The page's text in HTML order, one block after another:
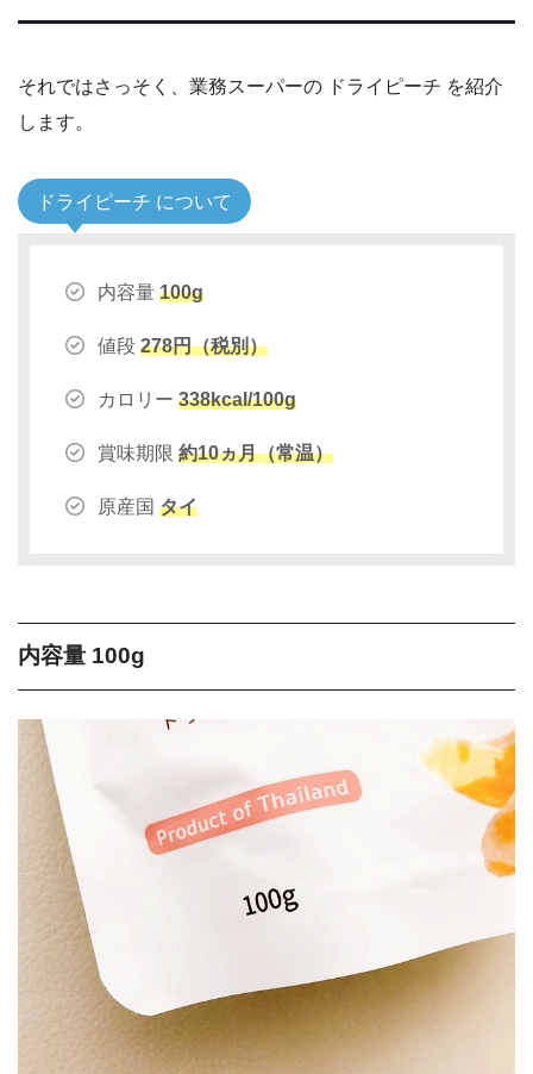
それではさっそく、業務スーパーの ドライピーチ を紹介
します。
ドライピーチ について
内容量 100g
値段 278円（税別）
カロリー 338kcal/100g
賞味期限 約10ヵ月（常温）
原産国 タイ
内容量 100g